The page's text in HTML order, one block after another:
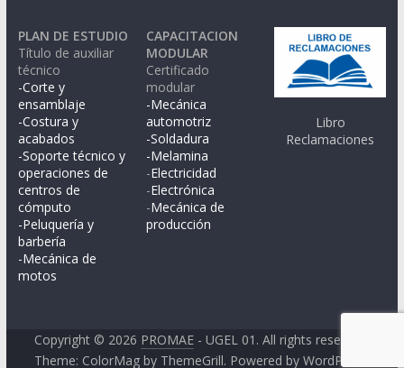
PLAN DE ESTUDIO
Título de auxiliar
técnico
-Corte y
ensamblaje
-Costura y
acabados
-Soporte técnico y
operaciones de
centros de
cómputo
-Peluquería y
barbería
-Mecánica de
motos
CAPACITACION
MODULAR
Certificado
modular
-Mecánica
automotriz
-Soldadura
-Melamina
-Electricidad
-Electrónica
-Mecánica de
producción
Libro
Reclamaciones
Copyright © 2026 PROMAE - UGEL 01. All rights reserved.
Theme: ColorMagby ThemeGrill. Powered by WordPress